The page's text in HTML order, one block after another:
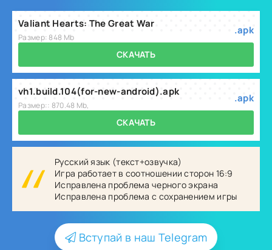
Valiant Hearts: The Great War
Размер: 848 Mb
.apk
СКАЧАТЬ
vh1.build.104(for-new-android).apk
Размер:: 870.48 Mb,
.apk
СКАЧАТЬ
Русский язык (текст+озвучка)
Игра работает в соотношении сторон 16:9
Исправлена проблема черного экрана
Исправлена проблема с сохранением игры
Вступай в наш Telegram